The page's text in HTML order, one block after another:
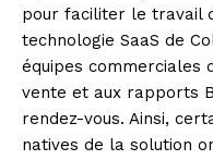
pour faciliter le travail
technologie SaaS de
équipes commerciales
vente et aux rapports
rendez-vous. Ainsi,
natives de la solution